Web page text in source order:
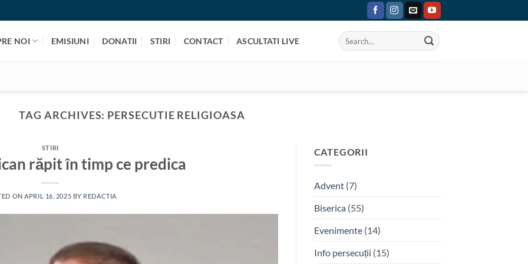
NOI EMISIUNI DONATII STIRI CONTACT ASCULTATI LIVE
TAG ARCHIVES: PERSECUTIE RELIGIOASA
STIRI
răpit în timp ce predica
ONAPRIL 16, 2025 BY REDACTIA
CATEGORII
Advent(7)
Biserica(55)
Evenimente(14)
Info persecuții (15)